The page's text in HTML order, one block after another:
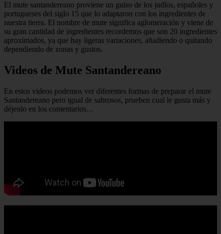
El mute santandereano proviene un guiso de los judíos, españoles y
portugueses del siglo 15 que lo adaptaron con los ingredientes de
nuestra tierra. El nombre de mute significa aglomeración y viene de
su gran cantidad de ingredientes recordemos que son 20 ingredientes
aproximados, ya que hay ligeras variaciones, añadiendo o quitando
dependiendo de zonas y gustos.
Videos de Mute Santandereano
En estos videos podemos ver diferentes formas de preparar el mute
Santandereano pero igual de sabrosos, prueben cual le gusta más y
déjenlo en los comentarios…